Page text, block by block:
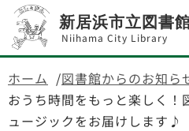
新居浜市立図書
Niihama City Library
ホーム
図書館からのお知ら
おうち時間をもっと楽しく！
ュージックをお届けします♪